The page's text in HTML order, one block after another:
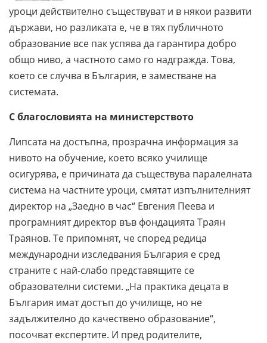
уроци действително съществуват и в някои развити
държави, но разликата е, че в тях публичното
образование все пак успява да гарантира добро
общо ниво, а частното само го надгражда. Това,
което се случва в България, е заместване на
системата.
С благословията на министерството
Липсата на достъпна, прозрачна информация за
нивото на обучение, което всяко училище
осигурява, е причината да съществува паралелната
система на частните уроци, смятат изпълнителният
директор на „Заедно в час“ Евгения Пеева и
програмният директор във фондацията Траян
Траянов. Те припомнят, че според редица
международни изследвания България е сред
страните с най-слабо представящите се
образователни системи. „На практика децата в
България имат достъп до училище, но не
задължително до качествено образование“,
посочват експертите. И пред родителите,